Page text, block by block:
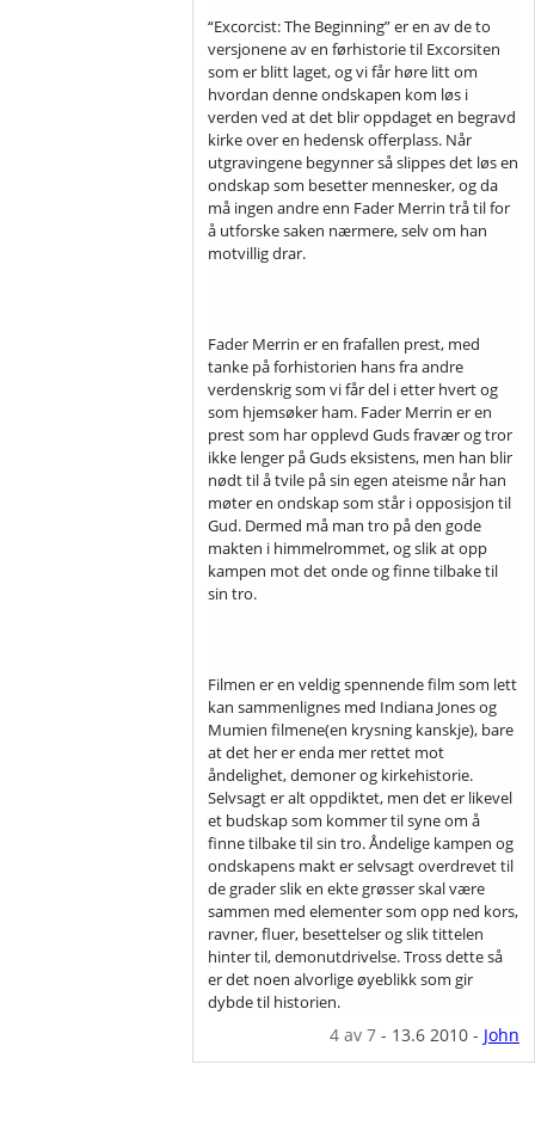
“Excorcist: The Beginning” er en av de to
versjonene av en førhistorie til Excorsiten
som er blitt laget, og vi får høre litt om
hvordan denne ondskapen kom løs i
verden ved at det blir oppdaget en begravd
kirke over en hedensk offerplass. Når
utgravingene begynner så slippes det løs en
ondskap som besetter mennesker, og da
må ingen andre enn Fader Merrin trå til for
å utforske saken nærmere, selv om han
motvillig drar.
Fader Merrin er en frafallen prest, med
tanke på forhistorien hans fra andre
verdenskrig som vi får del i etter hvert og
som hjemsøker ham. Fader Merrin er en
prest som har opplevd Guds fravær og tror
ikke lenger på Guds eksistens, men han blir
nødt til å tvile på sin egen ateisme når han
møter en ondskap som står i opposisjon til
Gud. Dermed må man tro på den gode
makten i himmelrommet, og slik at opp
kampen mot det onde og finne tilbake til
sin tro.
Filmen er en veldig spennende film som lett
kan sammenlignes med Indiana Jones og
Mumien filmene(en krysning kanskje), bare
at det her er enda mer rettet mot
åndelighet, demoner og kirkehistorie.
Selvsagt er alt oppdiktet, men det er likevel
et budskap som kommer til syne om å
finne tilbake til sin tro. Åndelige kampen og
ondskapens makt er selvsagt overdrevet til
de grader slik en ekte grøsser skal være
sammen med elementer som opp ned kors,
ravner, fluer, besettelser og slik tittelen
hinter til, demonutdrivelse. Tross dette så
er det noen alvorlige øyeblikk som gir
dybde til historien.
4av 7- 13.6 2010- John